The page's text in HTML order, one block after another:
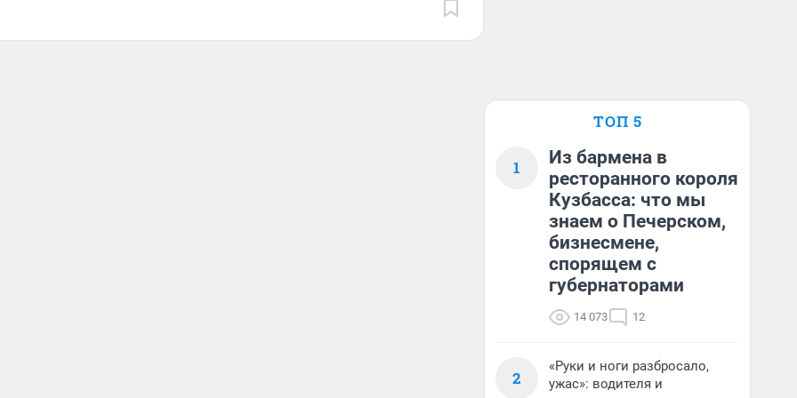
ТОП 5
1
Из бармена в
ресторанного короля
Кузбасса: что мы
знаем о Печерском,
бизнесмене,
спорящем с
губернаторами
14 073 12
2
«Руки и ноги разбросало,
ужас»: водителя и